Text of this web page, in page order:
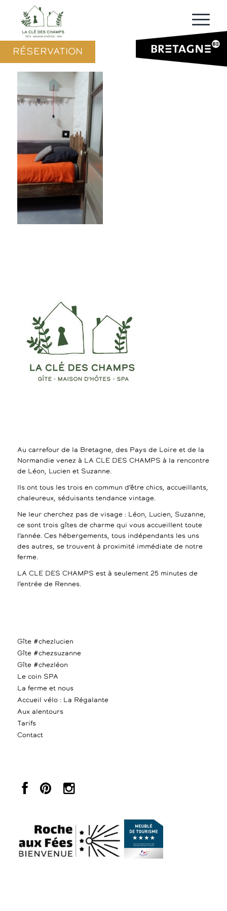
RÉSERVATION
Au carrefour de la Bretagne, des Pays de Loire et de la
Normandie venez à LA CLE DES CHAMPS à la rencontre
de Léon, Lucien et Suzanne.
Ils ont tous les trois en commun d’être chics, accueillants,
chaleureux, séduisants tendance vintage.
Ne leur cherchez pas de visage : Léon, Lucien, Suzanne,
ce sont trois gîtes de charme qui vous accueillent toute
l’année. Ces hébergements, tous indépendants les uns
des autres, se trouvent à proximité immédiate de notre
ferme.
LA CLE DES CHAMPS est à seulement 25 minutes de
l’entrée de Rennes.
Gîte #chezlucien
Gîte #chezsuzanne
Gîte #chezléon
Le coin SPA
La ferme et nous
Accueil vélo : La Régalante
Aux alentours
Tarifs
Contact